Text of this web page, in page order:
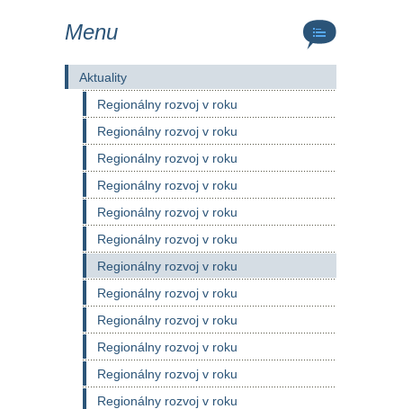
Menu
Aktuality
Regionálny rozvoj v roku
Regionálny rozvoj v roku
Regionálny rozvoj v roku
Regionálny rozvoj v roku
Regionálny rozvoj v roku
Regionálny rozvoj v roku
Regionálny rozvoj v roku
Regionálny rozvoj v roku
Regionálny rozvoj v roku
Regionálny rozvoj v roku
Regionálny rozvoj v roku
Regionálny rozvoj v roku